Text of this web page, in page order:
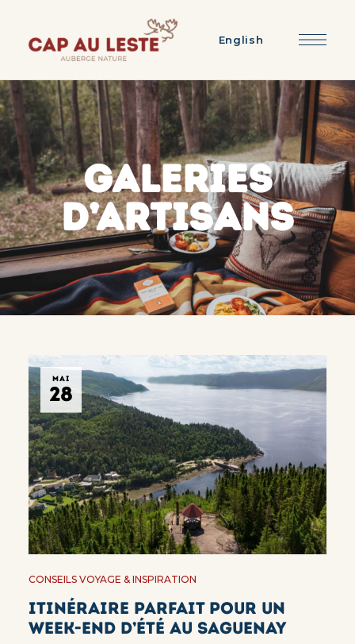
English
GALERIES
D’ARTISANS
MAI
28
CONSEILS VOYAGE & INSPIRATION
Itinéraire parfait pour un
week-end d’été au Saguenay